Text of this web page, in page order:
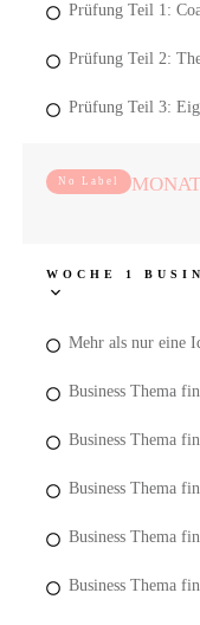
Prüfung Teil 1:
Prüfung Teil 2:
Prüfung Teil 3:
No Label
WOCHE 1
Mehr als nur eine
Business Thema
Business Thema
Business Thema
Business Thema
Business Thema